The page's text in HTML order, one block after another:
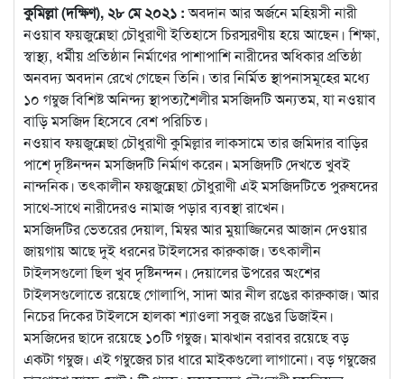
কুমিল্লা (দক্ষিণ), ২৮ মে ২০২১ :অবদান আর অর্জনে মহিয়সী নারী
নওয়াব ফয়জুন্নেছা চৌধুরাণী ইতিহাসে চিরস্মরণীয় হয়ে আছেন। শিক্ষা,
স্বাস্থ্য, ধর্মীয় প্রতিষ্ঠান নির্মাণের পাশাপাশি নারীদের অধিকার প্রতিষ্ঠা
অনবদ্য অবদান রেখে গেছেন তিনি। তার নির্মিত স্থাপনাসমূহেরমধ্যে
১০ গম্বুজ বিশিষ্ট অনিন্দ্য স্থাপত্যশৈলীর মসজিদটি অন্যতম, যা নওয়াব
বাড়ি মসজিদ হিসেবে বেশ পরিচিত।
নওয়াব ফয়জুন্নেছা চৌধুরাণী কুমিল্লার লাকসামে তার জমিদার বাড়ির
পাশে দৃষ্টিনন্দন মসজিদটি নির্মাণ করেন। মসজিদটি দেখতে খুবই
নান্দনিক। তৎকালীন ফয়জুন্নেছা চৌধুরাণী এই মসজিদটিতে পুরুষদের
সাথে-সাথে নারীদেরও নামাজ পড়ার ব্যবস্থা রাখেন।
মসজিদটির ভেতরের দেয়াল, মিম্বর আর মুয়াজ্জিনের আজান দেওয়ার
জায়গায় আছে দুই ধরনের টাইলসের কারুকাজ। তৎকালীন
টাইলসগুলো ছিল খুব দৃষ্টিনন্দন। দেয়ালের উপরের অংশের
টাইলসগুলোতে রয়েছে গোলাপি, সাদা আর নীল রঙের কারুকাজ। আর
নিচের দিকের টাইলসে হালকা শ্যাওলা সবুজ রঙের ডিজাইন।
মসজিদের ছাদে রয়েছে ১০টি গম্বুজ। মাঝখান বরাবর রয়েছে বড়
একটা গম্বুজ। এই গম্বুজের চার ধারে মাইকগুলো লাগানো। বড় গম্বুজের